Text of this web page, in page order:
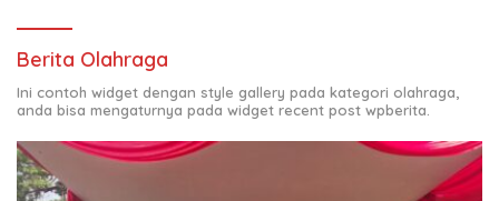
Berita Olahraga
Ini contoh widget dengan style gallery pada kategori olahraga,
anda bisa mengaturnya pada widget recent post wpberita.